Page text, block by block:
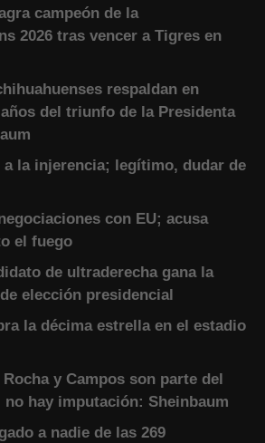
campeón de la
2026 tras vencer a Tigres en
respaldan en
del triunfo de la Presidenta
a la injerencia; legítimo, dudar de
con EU; acusa
el fuego
de ultraderecha gana la
elección presidencial
la décima estrella en el estadio
y Campos son parte del
hay imputación: Sheinbaum
a nadie de las 269